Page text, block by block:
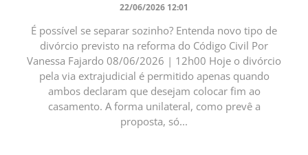
22/06/2026 12:01
É possível se separar sozinho? Entenda novo tipo de
divórcio previsto na reforma do Código Civil Por
Vanessa Fajardo 08/06/2026 | 12h00 Hoje o divórcio
pela via extrajudicial é permitido apenas quando
ambos declaram que desejam colocar fim ao
casamento. A forma unilateral, como prevê a
proposta, só...